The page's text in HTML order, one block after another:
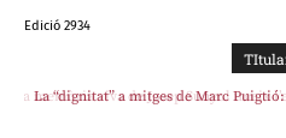
Edició 2934
La “dignitat” a mitges de Marc